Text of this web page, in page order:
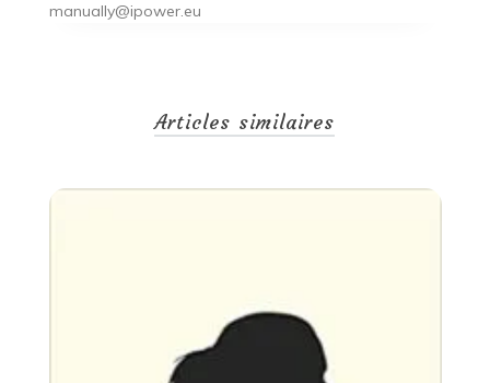
manually@ipower.eu
Articles similaires